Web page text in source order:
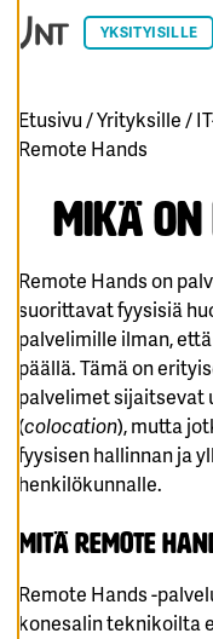
E
A
U
K
SI
A
L
Ä
K
A
I
K
K
I
H
Y
V
Ä
Y
K
I
K
K
Siirry sisältöön
YKSITYISILLE
Etusivu /Yrityksille /
Remote Hands
Mikä on
Remote Hands on
suorittavat fyysisiä
palvelimille ilman,
päällä. Tämä on
palvelimet sijaitsevat
(colocation), mutta
fyysisen hallinnan ja
henkilökunnalle.
Mitä Remote
Remote Hands -
konesalin teknikoilta